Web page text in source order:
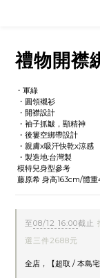
禮物開襟
・軍綠
・圓領襯衫
・開襟設計
・袖子抓皺，顯精神
・後簍空綁帶設計
・親膚x吸汗快乾x涼感
・製造地:台灣製
模特兒身型參考
藤原希 身高163cm/體
至08/12 16:00截止
選三件2688元
全店，【超取 / 本島